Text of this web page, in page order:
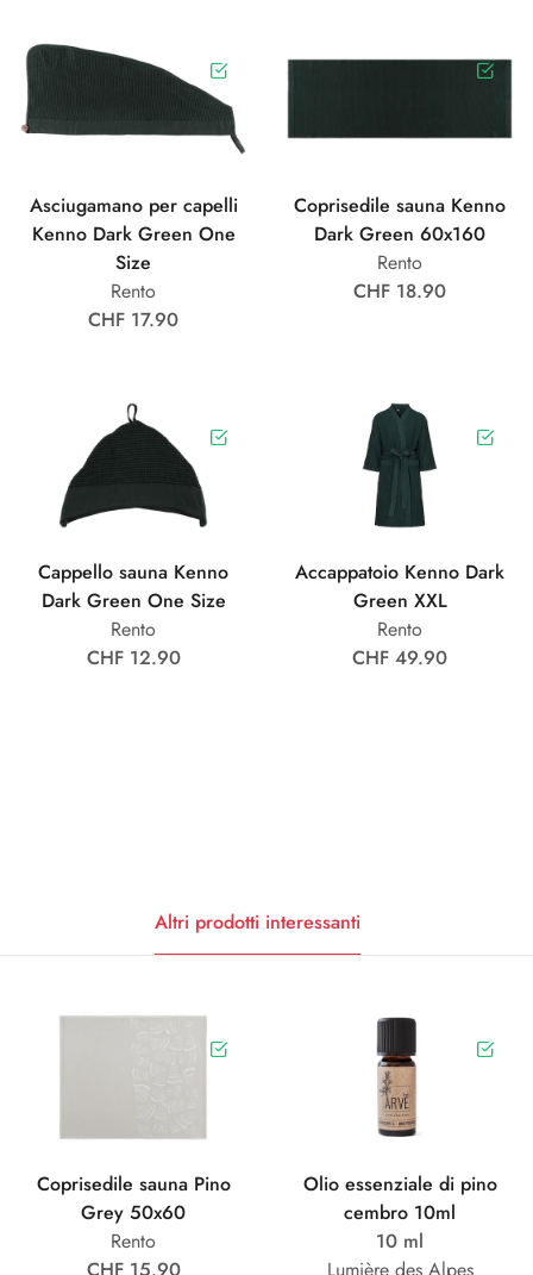
Asciugamano per capelli
Kenno Dark Green One
Size
Rento
CHF 17.90
Coprisedile sauna Kenno
Dark Green 60x160
Rento
CHF 18.90
Cappello sauna Kenno
Dark Green One Size
Rento
CHF 12.90
Accappatoio Kenno Dark
Green XXL
Rento
CHF 49.90
Altri prodotti interessanti
Coprisedile sauna Pino
Grey 50x60
Rento
Olio essenziale di pino
cembro 10ml
10 ml